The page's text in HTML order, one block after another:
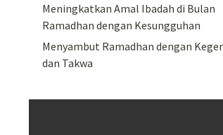
Meningkatkan Amal Ibadah di Bulan
Ramadhan dengan Kesungguhan
Menyambut Ramadhan dengan
dan Takwa